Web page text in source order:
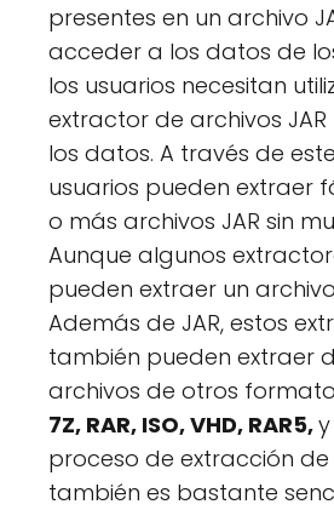
presentes en un archivo
acceder a los datos de
los usuarios necesitan
extractor de archivos
los datos. A través de
usuarios pueden extraer
o más archivos JAR sin
Aunque algunos
pueden extraer un
Además de JAR, estos
también pueden extraer
archivos de otros
7Z, RAR, ISO, VHD, RAR5,
proceso de extracción de
también es bastante